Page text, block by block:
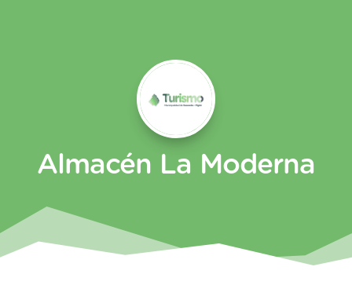
Almacén La Moderna